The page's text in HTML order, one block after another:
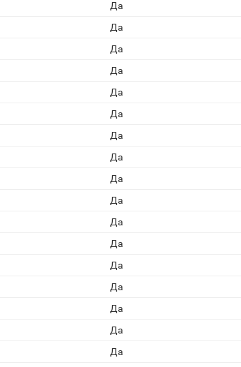
Да
Да
Да
Да
Да
Да
Да
Да
Да
Да
Да
Да
Да
Да
Да
Да
Да